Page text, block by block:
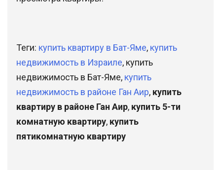
Теги: купить квартиру в Бат-Яме, купить
недвижимость в Израиле, купить
недвижимость в Бат-Яме, купить
недвижимость в районе Ган Аир, купить
квартиру в районе Ган Аир, купить 5-ти
комнатную квартиру, купить
пятикомнатную квартиру